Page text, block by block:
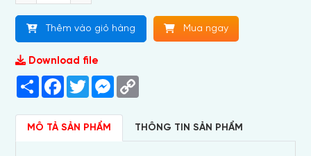
Thêm vào giỏ hàng Mua ngay
Download file
Share Facebook
TwitterMessenger
MÔ TẢ SẢN PHẨM THÔNG TIN SẢN PHẨM